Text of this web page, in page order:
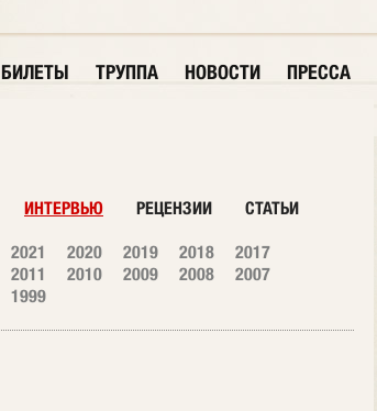
БИЛЕТЫ ТРУППА НОВОСТИ ПРЕССА
ИНТЕРВЬЮ РЕЦЕНЗИИ СТАТЬИ
2021 2020 2019 2018
2017
2011 2010 2009 2008
2007
1999